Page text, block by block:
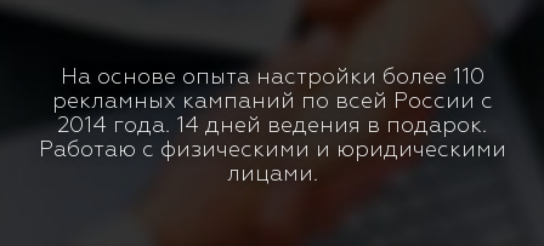
На основе опыта настройки более 110
рекламных кампаний по всей России с
2014 года. 14 дней ведения в подарок.
Работаю с физическими и юридическими
лицами.